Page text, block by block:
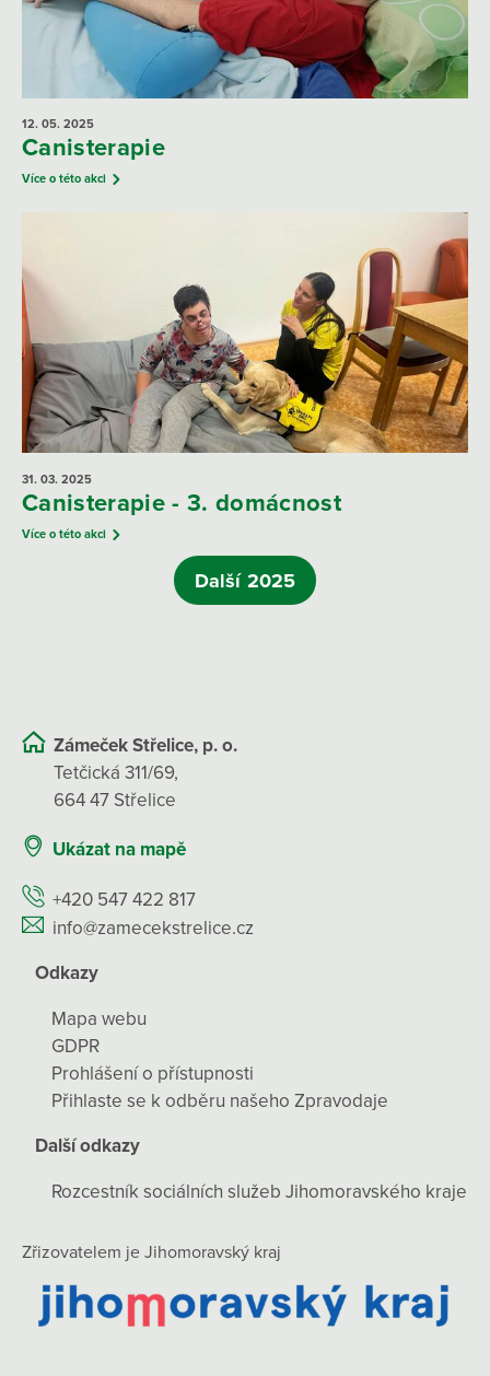
12. 05. 2025
Canisterapie
Více o této akci
31. 03. 2025
Canisterapie - 3. domácnost
Více o této akci
Další 2025
Zámeček Střelice, p. o.
Tetčická 311/69,
664 47 Střelice
Ukázat na mapě
+420 547 422 817
info@zamecekstrelice.cz
Odkazy
Mapa webu
GDPR
Prohlášení o přístupnosti
Přihlaste se k odběru našeho Zpravodaje
Další odkazy
Rozcestník sociálních služeb Jihomoravského kraje
Zřizovatelem je Jihomoravský kraj